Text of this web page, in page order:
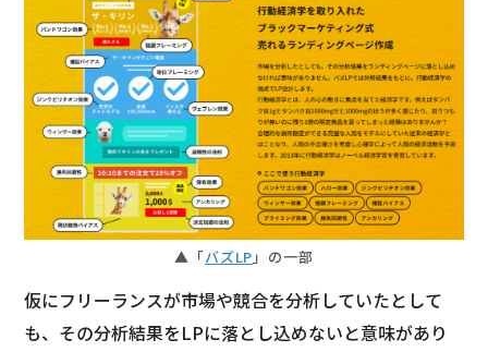
▲「バズLP 」の一部
仮にフリーランスが市場や競合を分析していたとして
も、その分析結果をLPに落とし込めないと意味があり